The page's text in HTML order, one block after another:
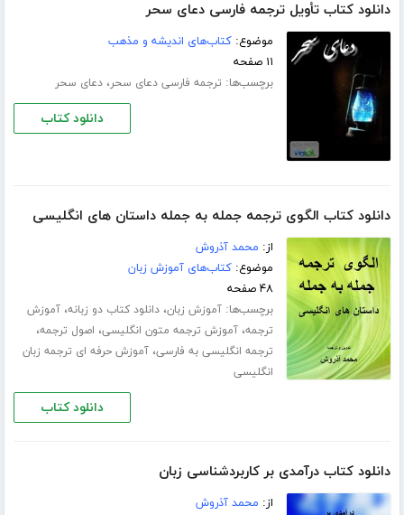
دانلود کتاب تأویل ترجمه فارسی دعای سحر
موضوع:کتاب‌های اندیشه و مذهب
۱۱ صفحه
برچسب‌ها: ترجمه فارسی دعای سحر،دعای سحر
دانلود کتاب
دانلود کتاب الگوی ترجمه جمله به جمله داستان های انگلیسی
از: محمد آذروش
موضوع:کتاب‌های آموزش زبان
۴۸ صفحه
برچسب‌ها:آموزش زبان،دانلود کتاب دو زبانه،آموزش
ترجمه،آموزش ترجمه متون انگلیسی، اصول ترجمه،
ترجمه انگلیسی به فارسی،آموزش حرفه ای ترجمه زبان
انگلیسی
دانلود کتاب
دانلود کتاب درآمدی بر کاربردشناسی زبان
از: محمد آذروش